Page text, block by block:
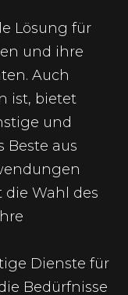
Lösung für
und ihre
Auch
ist, bietet
und
Beste aus
die Wahl des
Dienste für
Bedürfnisse